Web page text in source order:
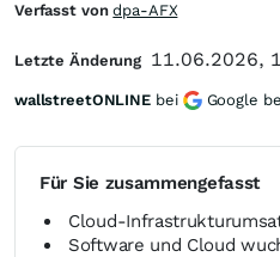
Für Sie zusammengefasst
Cloud-
Software und Cloud
Verfasst vondpa-AFX
Letzte Änderung 11.06.2026,
wallstreetONLINE bei Google